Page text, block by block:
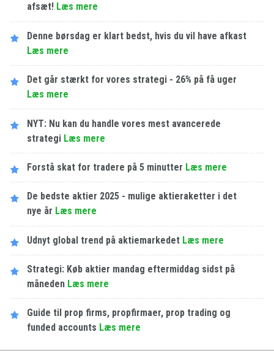
afsæt! Læs mere
Denne børsdag er klart bedst, hvis du vil have afkast
Læs mere
Det går stærkt for vores strategi - 26% på få uger
Læs mere
NYT: Nu kan du handle vores mest avancerede
strategi Læs mere
Forstå skat for tradere på 5 minutter Læs mere
De bedste aktier 2025 - mulige aktieraketter i det
nye år Læs mere
Udnyt global trend på aktiemarkedet Læs mere
Strategi: Køb aktier mandag eftermiddag sidst på
måneden Læs mere
Guide til prop firms, propfirmaer, prop trading og
funded accounts Læs mere